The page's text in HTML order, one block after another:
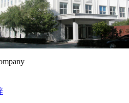
战略目标
组织机构
工作团队
工作理
公司风
人文环